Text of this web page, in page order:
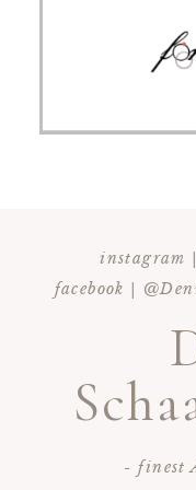
instagram
facebook |
- finest